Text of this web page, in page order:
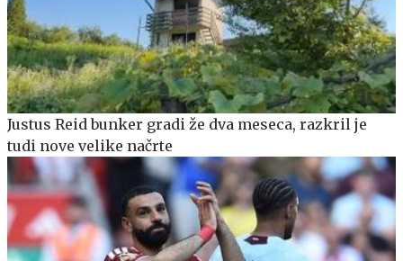
Justus Reid bunker gradi že dva meseca, razkril je
tudi nove velike načrte